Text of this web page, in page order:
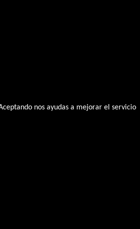
nos ayudas a mejorar el servicio
¿Qué te ha inspirado de su trayectoria?
y amantes del cine, y tus